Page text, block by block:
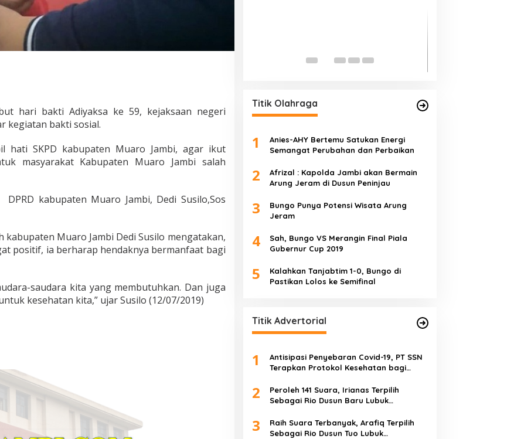
hari bakti Adiyaksa ke 59, kejaksaan negeri
kegiatan bakti sosial.
hati SKPD kabupaten Muaro Jambi, agar ikut
masyarakat Kabupaten Muaro Jambi salah
kabupaten Muaro Jambi, Dedi Susilo,Sos
Muaro Jambi Dedi Susilo mengatakan,
positif, ia berharap hendaknya bermanfaat bagi
saudara kita yang membutuhkan. Dan juga
kesehatan kita,” ujar Susilo (12/07/2019)
Titik Olahraga
1
Anies-AHY Bertemu Satukan Energi
Semangat Perubahan dan Perbaikan
2
Afrizal : Kapolda Jambi akan Bermain
Arung Jeram di Dusun Peninjau
3
Bungo Punya Potensi Wisata Arung
Jeram
4
Sah, Bungo VS Merangin Final Piala
Gubernur Cup 2019
5
Kalahkan Tanjabtim 1-0, Bungo di
Pastikan Lolos ke Semifinal
Titik Advertorial
1
Antisipasi Penyebaran Covid-19, PT SSN
Terapkan Protokol Kesehatan bagi
2
Peroleh 141 Suara, Irianas Terpilih
Sebagai Rio Dusun Baru Lubuk
3
Raih Suara Terbanyak, Arafiq Terpilih
Sebagai Rio Dusun Tuo Lubuk